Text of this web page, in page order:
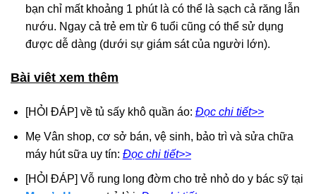
bạn chỉ mất khoảng 1 phút là có thể là sạch cả răng lẫn
nướu. Ngay cả trẻ em từ 6 tuổi cũng có thể sử dụng
được dễ dàng (dưới sự giám sát của người lớn).
Bài viêt xem thêm
[HỎI ĐÁP] về tủ sấy khô quần áo: Đọc chi tiết>>
Mẹ Vân shop, cơ sở bán, vệ sinh, bảo trì và sửa chữa
máy hút sữa uy tín: Đọc chi tiết>>
[HỎI ĐÁP] Vỗ rung long đờm cho trẻ nhỏ do y bác sỹ tại